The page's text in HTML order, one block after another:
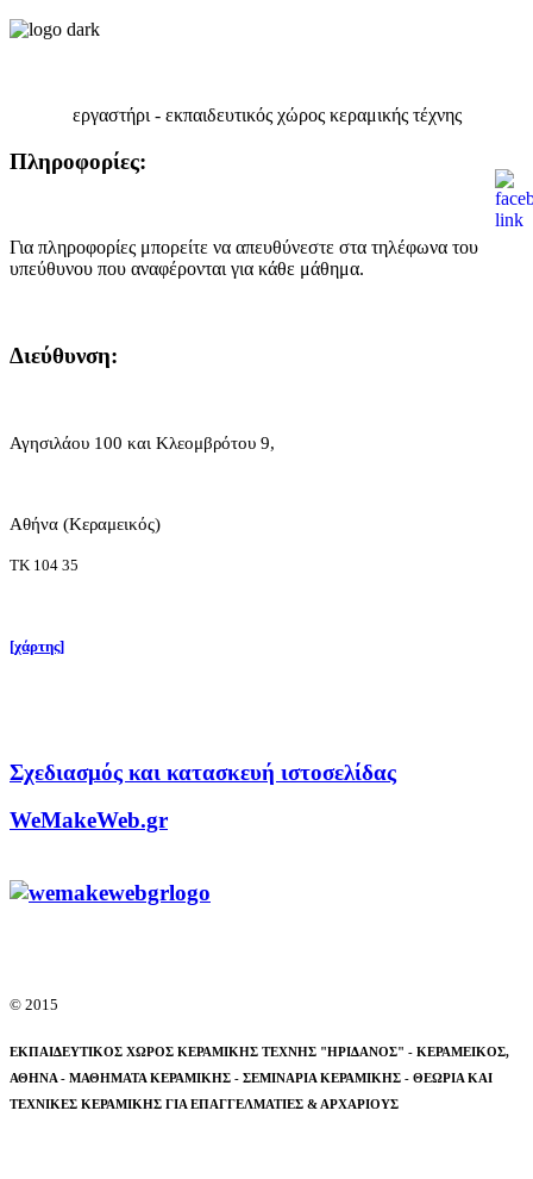
εργαστήρι - εκπαιδευτικός χώρος κεραμικής τέχνης
Πληροφορίες:
Για πληροφορίες μπορείτε να απευθύνεστε στα τηλέφωνα του
υπεύθυνου που αναφέρονται για κάθε μάθημα.
Διεύθυνση:
Αγησιλάου 100 και Κλεομβρότου 9,
Αθήνα (Κεραμεικός)
ΤΚ 104 35
[χάρτης]
Σχεδιασμός και κατασκευή ιστοσελίδας
WeMakeWeb.gr
© 2015
ΕΚΠΑΙΔΕΥΤΙΚΟΣ ΧΩΡΟΣ ΚΕΡΑΜΙΚΗΣ ΤΕΧΝΗΣ "ΗΡΙΔΑΝΟΣ" - ΚΕΡΑΜΕΙΚΟΣ,
ΑΘΗΝΑ - ΜΑΘΗΜΑΤΑ ΚΕΡΑΜΙΚΗΣ - ΣΕΜΙΝΑΡΙΑ ΚΕΡΑΜΙΚΗΣ - ΘΕΩΡΙΑ ΚΑΙ
ΤΕΧΝΙΚΕΣ ΚΕΡΑΜΙΚΗΣ ΓΙΑ ΕΠΑΓΓΕΛΜΑΤΙΕΣ & ΑΡΧΑΡΙΟΥΣ